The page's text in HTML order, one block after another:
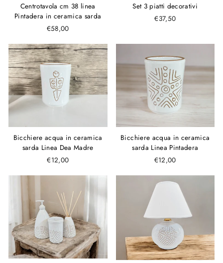
Centrotavola cm 38 linea
Pintadera in ceramica sarda
€58,00
Set 3 piatti decorativi
€37,50
Bicchiere acqua in ceramica
sarda Linea Dea Madre
€12,00
Bicchiere acqua in ceramica
sarda Linea Pintadera
€12,00